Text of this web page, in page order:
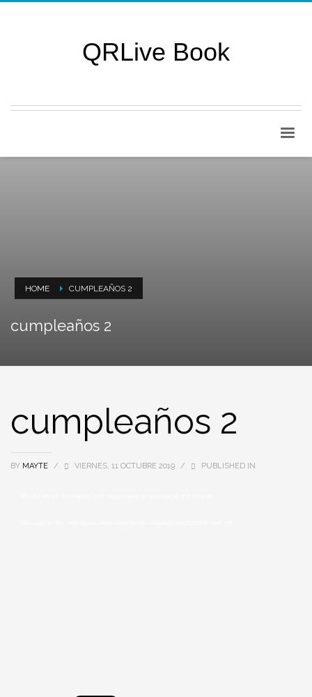
QRLive Book
HOME CUMPLEAÑOS 2
cumpleaños 2
cumpleaños 2
BY MAYTE / VIERNES, 11 OCTUBRE 2019 / PUBLISHED IN